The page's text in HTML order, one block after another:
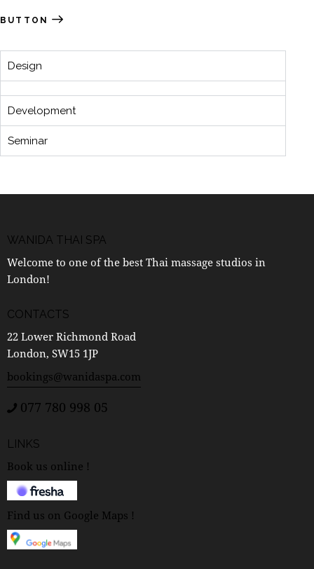
BUTTON
Design
Development
Seminar
WANIDA THAI SPA
Welcome to one of the best Thai massage studios in
London!
CONTACTS
22 Lower Richmond Road
London, SW15 1JP
bookings@wanidaspa.com
077 780 998 05
LINKS
Book us online !
Find us on Google Maps !